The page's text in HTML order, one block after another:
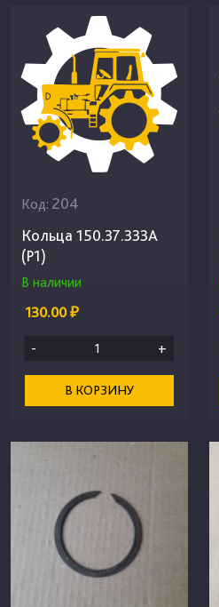
Код: 204
Кольца 150.37.333А
(Р1)
В наличии
130.00 ₽
- +
В КОРЗИНУ